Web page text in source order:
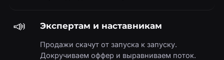
📣 Экспертам и наставникам
Продажи скачут от запуска к запуску.
Докручиваем оффер и выравниваем поток.